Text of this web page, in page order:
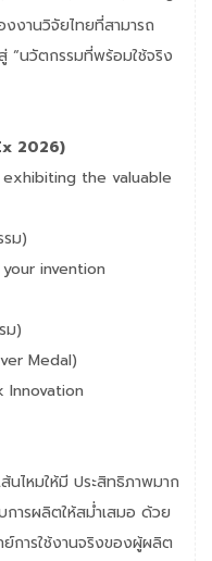
งานวิจัยไทยที่สามารถ
“นวัตกรรมที่พร้อมใช้จริง
2026)
the valuable
ม)
invention
ม)
Medal)
Innovation
ไหมให้มี ประสิทธิภาพมาก
ารผลิตให้สม่ำเสมอ ด้วย
การใช้งานจริงของผู้ผลิต